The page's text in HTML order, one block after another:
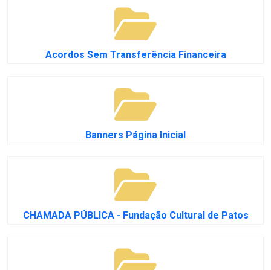
Acordos Sem Transferência Financeira
Banners Página Inicial
CHAMADA PÚBLICA - Fundação Cultural de Patos